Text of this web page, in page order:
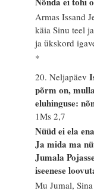
Armas Issand
käia Sinu teel
ja ükskord
*
20. Neljapäev
põrm on,
eluhinguse:
1Ms 2,7
Nüüd ei ela
Ja mida ma
Jumala
iseenese
Mu Jumal,